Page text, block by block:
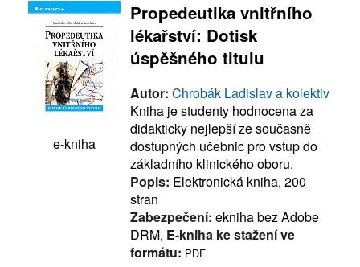
e-kniha
Propedeutika vnitřního
lékařství: Dotisk
úspěšného titulu
Autor: Chrobák Ladislav a kolektiv
Kniha je studenty hodnocena za
didakticky nejlepší ze současně
dostupných učebnic pro vstup do
základního klinického oboru.
Popis: Elektronická kniha, 200
stran
Zabezpečení: ekniha bez Adobe
DRM, E-kniha ke stažení ve
formátu: PDF